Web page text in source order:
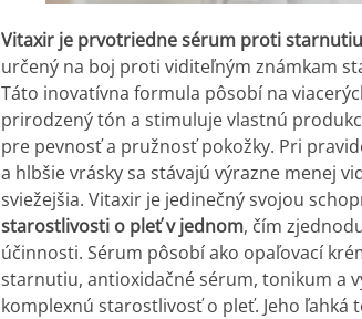
Vitaxir je prvotriedne sérum proti
určený na boj proti viditeľným známkam
Táto inovatívna formula pôsobí na
prirodzený tón a stimuluje vlastnú
pre pevnosť a pružnosť pokožky. Pri
a hlbšie vrásky sa stávajú výrazne menej
sviežejšia. Vitaxir je jedinečný svojou
starostlivosti o pleť v jednom, čím
účinnosti. Sérum pôsobí ako opaľovací
starnutiu, antioxidačné sérum, tonikum a
komplexnú starostlivosť o pleť. Jeho ľahká